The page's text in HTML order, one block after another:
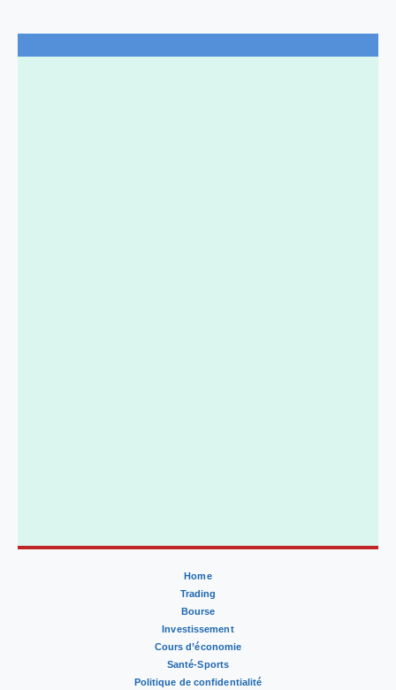
Home
Trading
Bourse
Investissement
Cours d’économie
Santé-Sports
Politique de confidentialité